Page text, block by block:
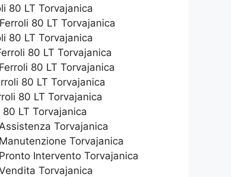
80 LT Torvajanica
80 LT Torvajanica
80 LT Torvajanica
80 LT Torvajanica
80 LT Torvajanica
80 LT Torvajanica
80 LT Torvajanica
LT Torvajanica
Torvajanica
Torvajanica
Intervento Torvajanica
Torvajanica